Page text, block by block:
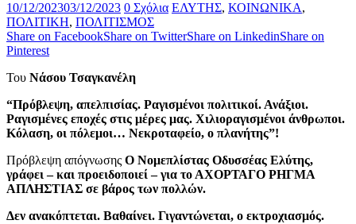
10/12/202303/12/2023 0 Σχόλια ΕΛΥΤΗΣ, ΚΟΙΝΩΝΙΚΑ,
ΠΟΛΙΤΙΚΗ, ΠΟΛΙΤΙΣΜΟΣ
Share on FacebookShare on TwitterShare on LinkedinShare on
Pinterest
Του Νάσου Τσαγκανέλη
“Πρόβλεψη, απελπισίας. Ραγισμένοι πολιτικοί. Ανάξιοι.
Ραγισμένες εποχές στις μέρες μας. Χιλιοραγισμένοι άνθρωποι.
Κόλαση, οι πόλεμοι… Νεκροταφείο, ο πλανήτης”!
Πρόβλεψη απόγνωσης Ο Νομεπλίστας Οδυσσέας Ελύτης,
γράφει – και προειδοποιεί – για το ΑΧΟΡΤΑΓΟ ΡΗΓΜΑ
ΑΠΛΗΣΤΙΑΣ σε βάρος των πολλών.
Δεν ανακόπτεται. Βαθαίνει. Γιγαντώνεται, ο εκτροχιασμός.